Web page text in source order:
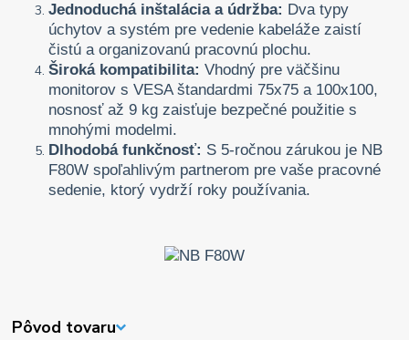
Jednoduchá inštalácia a údržba: Dva typy
úchytov a systém pre vedenie kabeláže zaistí
čistú a organizovanú pracovnú plochu.
Široká kompatibilita: Vhodný pre väčšinu
monitorov s VESA štandardmi 75x75 a 100x100,
nosnosť až 9 kg zaisťuje bezpečné použitie s
mnohými modelmi.
Dlhodobá funkčnosť: S 5-ročnou zárukou je NB
F80W spoľahlivým partnerom pre vaše pracovné
sedenie, ktorý vydrží roky používania.
Pôvod tovaru